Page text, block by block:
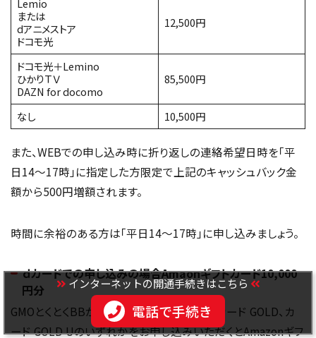
または
dアニメストア
ドコモ光
12,500円
ドコモ光＋Lemino
ひかりＴＶ
DAZN for docomo
85,500円
なし 10,500円
また、WEBでの申し込み時に折り返しの連絡希望日時を「平
日14〜17時」に指定した方限定で上記のキャッシュバック金
額から500円増額されます。
時間に余裕のある方は「平日14〜17時」に申し込みましょう。
ｄカードでの申し込みの場合Amaonギフトカード10,000
円分
GMOとくとくBBからdカード PLATINUM、dカード GOLD、カ
ード GOLD Uのいずれかをお申し込みいただくとAmazonギフ
インターネットの開通手続きはこちら
電話で手続き